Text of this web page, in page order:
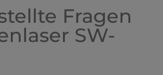
Fragen
SW-